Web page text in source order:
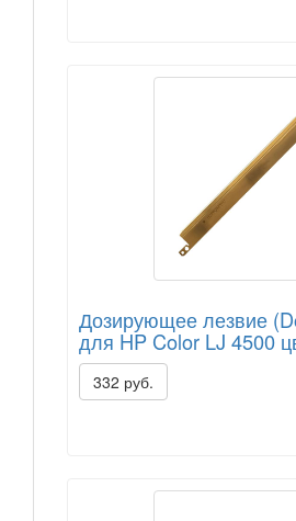
Дозирующее лезвие
для HP Color LJ 4500
332 руб.